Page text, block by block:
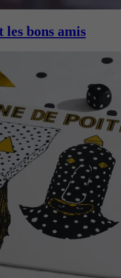
les bons amis